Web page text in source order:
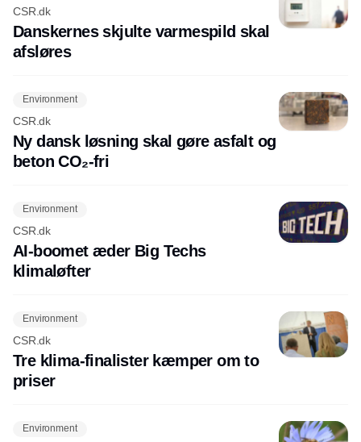
CSR.dk
Danskernes skjulte varmespild skal
afsløres
Environment
CSR.dk
Ny dansk løsning skal gøre asfalt og
beton CO₂-fri
Environment
CSR.dk
AI-boomet æder Big Techs
klimaløfter
Environment
CSR.dk
Tre klima-finalister kæmper om to
priser
Environment